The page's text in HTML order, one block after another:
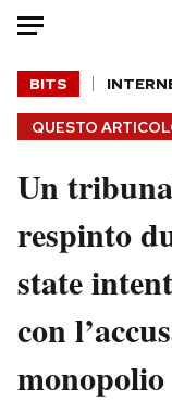
HOME
Italia
Politica
Tecnologia
Scienza
Economia
QUESTO
BITS
Un
respinto
state
con
monopolio